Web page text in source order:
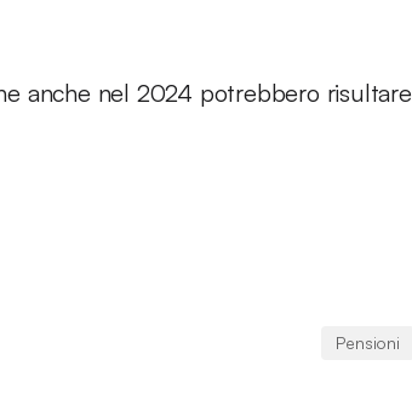
anche nel 2024 potrebbero risultare
Pensioni